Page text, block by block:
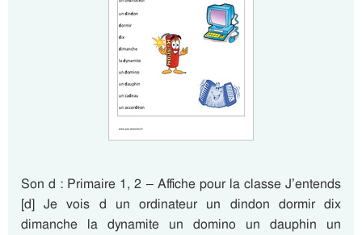
Son d : Primaire 1, 2 – Affiche pour la classe J’entends
[d] Je vois d un ordinateur un dindon dormir dix
dimanche la dynamite un domino un dauphin un